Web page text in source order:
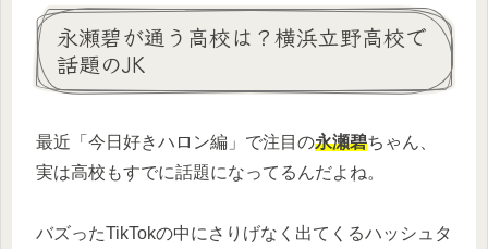
永瀬碧が通う高校は？横浜立野高校で
話題のJK
最近「今日好きハロン編」で注目の永瀬碧ちゃん、
実は高校もすでに話題になってるんだよね。
バズったTikTokの中にさりげなく出てくるハッシュタ